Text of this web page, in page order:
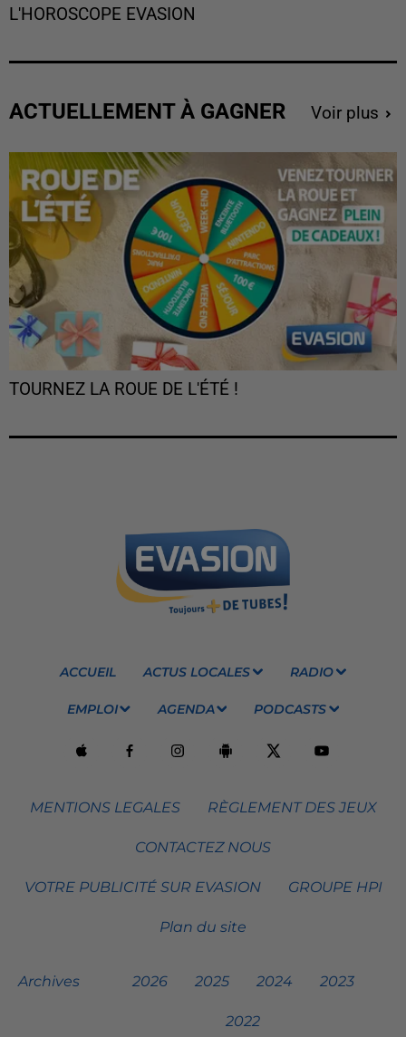
L'HOROSCOPE EVASION
ACTUELLEMENT À GAGNER Voir plus
TOURNEZ LA ROUE DE L'ÉTÉ !
ACCUEIL ACTUS LOCALES RADIO
EMPLOI AGENDA PODCASTS
MENTIONS LEGALES RÈGLEMENT DES JEUX
CONTACTEZ NOUS
VOTRE PUBLICITÉ SUR EVASION GROUPE HPI
Plan du site
Archives 2026 2025 2024 2023
2022